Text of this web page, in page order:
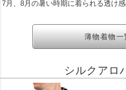
7月、8月の暑い時期に着られる透け感
薄物着物一
シルクアロ